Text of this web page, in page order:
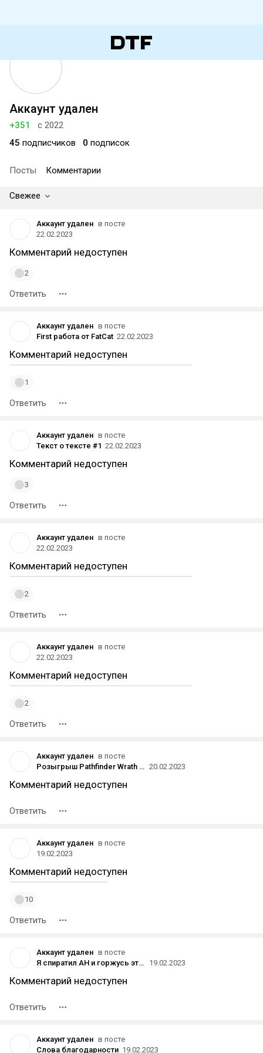
Аккаунт удален
+351
с 2022
45 подписчиков 0 подписок
Посты Комментарии
Свежее
Аккаунт удален в посте
22.02.2023
Комментарий недоступен
2
Ответить
Аккаунт удален в посте
First работа от FatCat 22.02.2023
Комментарий недоступен
1
Ответить
Аккаунт удален в посте
Текст о тексте #1 22.02.2023
Комментарий недоступен
3
Ответить
Аккаунт удален в посте
22.02.2023
Комментарий недоступен
2
Ответить
Аккаунт удален в посте
22.02.2023
Комментарий недоступен
2
Ответить
Аккаунт удален в посте
Розыгрыш Pathfinder Wrath of the Righteous в Steam [ ЗАВЕРШЕНО ] 20.02.2023
Комментарий недоступен
Ответить
Аккаунт удален в посте
19.02.2023
Комментарий недоступен
10
Ответить
Аккаунт удален в посте
Я спиратил AH и горжусь этим
19.02.2023
Комментарий недоступен
Ответить
Аккаунт удален в посте
Слова благодарности 19.02.2023